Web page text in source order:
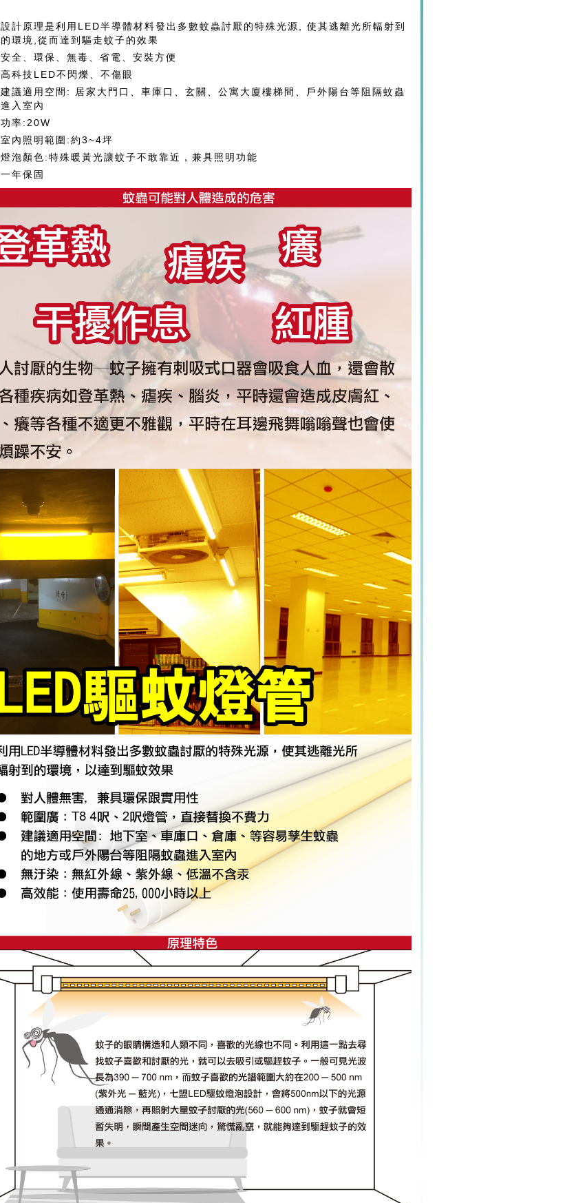
設計原理是利用LED半導體材料發出多數蚊蟲討厭的特殊光源, 使其逃離光所輻射到
的環境,從而達到驅走蚊子的效果
安全、環保、無毒、省電、安裝方便
高科技LED不閃爍、不傷眼
建議適用空間: 居家大門口、車庫口、玄關、公寓大廈樓梯間、戶外陽台等阻隔蚊蟲
進入室內
功率:20W
室內照明範圍:約3~4坪
燈泡顏色:特殊暖黃光讓蚊子不敢靠近，兼具照明功能
一年保固